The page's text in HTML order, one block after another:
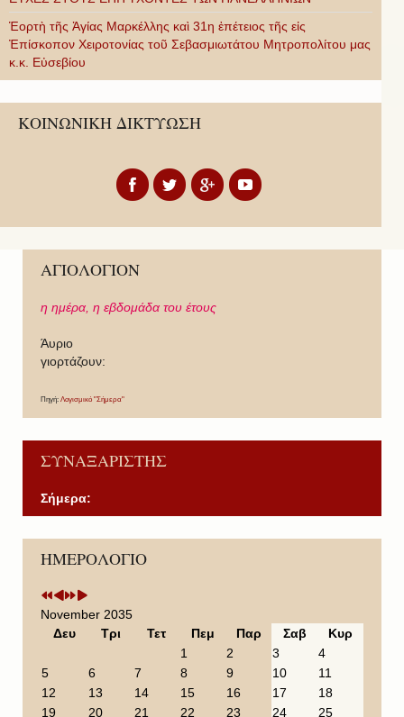
Ἑορτὴ τῆς Ἁγίας Μαρκέλλης καὶ 31η ἐπέτειος τῆς εἰς
Ἐπίσκοπον Χειροτονίας τοῦ Σεβασμιωτάτου Μητροπολίτου μας
κ.κ. Εὐσεβίου
ΚΟΙΝΩΝΙΚΗ ΔΙΚΤΥΩΣΗ
ΑΓΙΟΛΟΓΙΟΝ
η ημέρα, η εβδομάδα του έτους
Άυριο
γιορτάζουν:
Πηγή: Λογισμικό "Σήμερα"
ΣΥΝΑΞΑΡΙΣΤΗΣ
Σήμερα:
ΗΜΕΡΟΛΟΓΙΟ
P
r
v
i
e
P
r
v
i
o
o
N
e
t
Y
e
N
e
t
M
November 2035
Δευ
Τρι Τετ Πεμ Παρ Σαβ
Κυρ
1
2 3
4
5
6 7 8 9 10
11
12
13 14 15 16 17
18
19
20 21 22 23 24 25